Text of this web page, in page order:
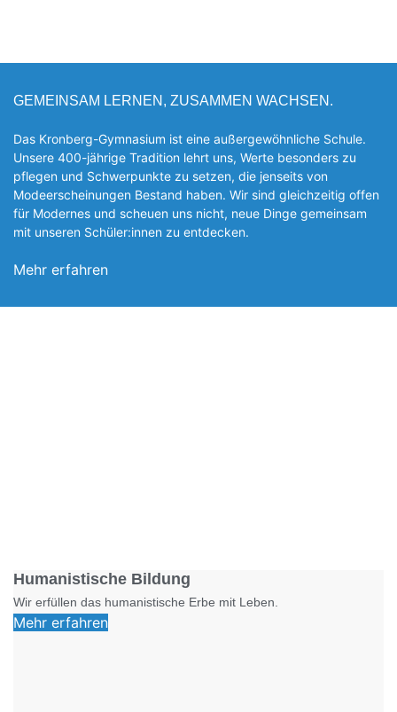
GEMEINSAM LERNEN, ZUSAMMEN WACHSEN.
Das Kronberg-Gymnasium ist eine außergewöhnliche Schule.
Unsere 400-jährige Tradition lehrt uns, Werte besonders zu
pflegen und Schwerpunkte zu setzen, die jen­seits von
Modeerscheinungen Be­stand haben. Wir sind gleichzeitig offen
für Modernes und scheuen uns nicht, neue Dinge gemeinsam
mit unseren Schüler:innen zu entde­cken.
Mehr erfahren
Humanistische Bildung
Wir erfüllen das humanistische Erbe mit Leben.
Mehr erfahren